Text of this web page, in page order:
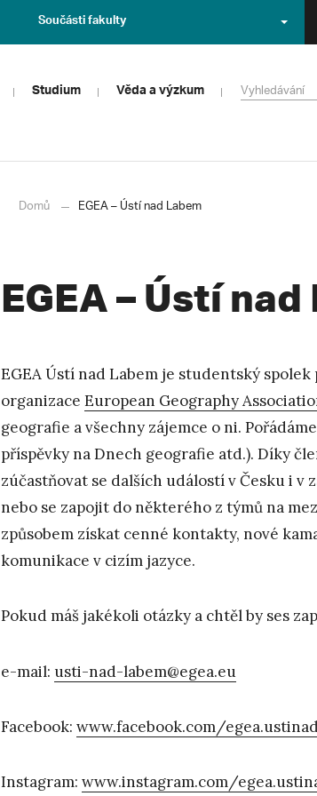
Součásti fakulty
Studium Věda a výzkum
Domů EGEA – Ústí nad Labem
EGEA – Ústí nad
EGEA Ústí nad Labem je studentský
organizace European Geography
geografie a všechny zájemce o ni.
příspěvky na Dnech geografie atd.). Díky
zúčastňovat se dalších událostí v Česku i
nebo se zapojit do některého z týmů na
způsobem získat cenné kontakty, nové
komunikace v cizím jazyce.
Pokud máš jakékoli otázky a chtěl by ses
e-mail: usti-nad-labem@egea.eu
Facebook: www.facebook.com/
Instagram: www.instagram.com/